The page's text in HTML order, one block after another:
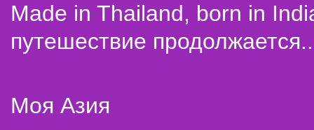
Made in Thailand, born in
путешествие
Моя Азия